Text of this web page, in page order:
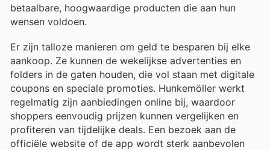
betaalbare, hoogwaardige producten die aan hun
wensen voldoen.
Er zijn talloze manieren om geld te besparen bij elke
aankoop. Ze kunnen de wekelijkse advertenties en
folders in de gaten houden, die vol staan met digitale
coupons en speciale promoties. Hunkemöller werkt
regelmatig zijn aanbiedingen online bij, waardoor
shoppers eenvoudig prijzen kunnen vergelijken en
profiteren van tijdelijke deals. Een bezoek aan de
officiële website of de app wordt sterk aanbevolen